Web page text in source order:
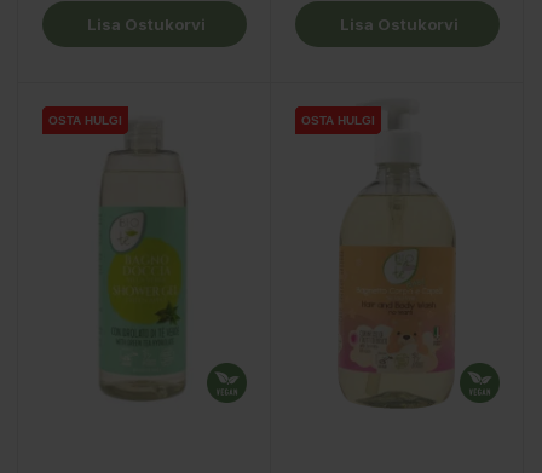
Lisa Ostukorvi Lisa Ostukorvi
OSTA HULGI
OSTA HULGI
OSTA HULGI OSTA HULGI
OSTA HULGI
OSTA HULGI
OSTA HULGI